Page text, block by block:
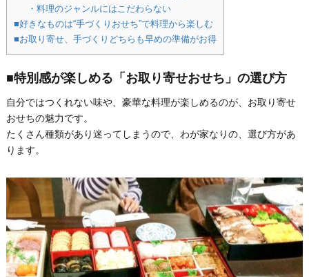
・料理のジャンルにはこだわらない
■好きなものは“手づくりおせち”で料理から楽しむ
■お取り寄せ、手づくりどちらも早めの準備がお得
■特別感が楽しめる「お取り寄せおせち」の選び方
自分ではつくれない味や、豪華な料理が楽しめるのが、お取り寄せ
おせちの魅力です。
たくさん種類があり迷ってしまうので、わが家なりの、選び方があ
ります。